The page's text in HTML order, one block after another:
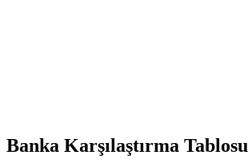
Banka Karşılaştırma Tablosu